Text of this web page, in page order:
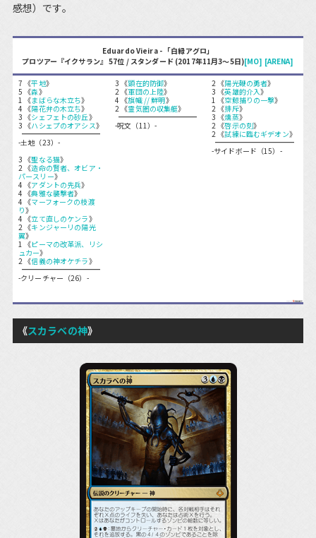
感想）です。
Eduardo Vieira - 「白緑アグロ」
プロツアー『イクサラン』 57位 / スタンダード (2017年11月3～5日)[MO] [ARENA]
7 《平地》
5 《森》
1 《まばらな木立ち》
4 《陽花弁の木立ち》
3 《シェフェトの砂丘》
3 《ハシェプのオアシス》
-土地（23）-
3 《聖なる猫》
2 《造命の賢者、オビア・
パースリー》
4 《アダントの先兵》
4 《典雅な襲撃者》
4 《マーフォークの枝渡
り》
4 《立て直しのケンラ》
2 《キンジャーリの陽光
翼》
1 《ピーマの改革派、リシ
ュカー》
2 《信義の神オケチラ》
-クリーチャー（26）-
3 《顕在的防御》
2 《軍団の上陸》
4 《旗幟 // 鮮明》
2 《霊気圏の収集艇》
-呪文（11）-
2 《陽光鞭の勇者》
3 《英雄的介入》
1 《空鯨捕りの一撃》
2 《排斥》
3 《燻蒸》
2 《啓示の刻》
2 《試練に臨むギデオン》
-サイドボード（15）-
《スカラベの神》